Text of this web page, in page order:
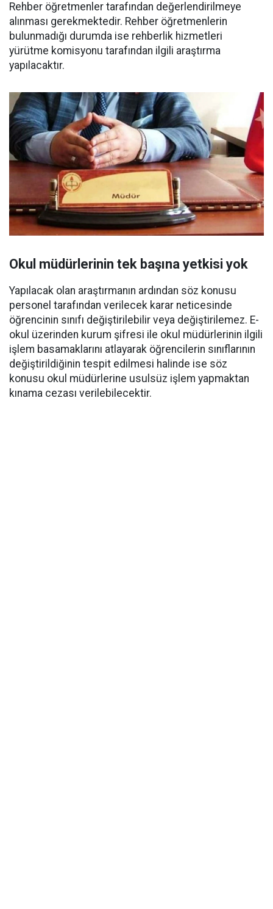
Rehber öğretmenler tarafından değerlendirilmeye
alınması gerekmektedir. Rehber öğretmenlerin
bulunmadığı durumda ise rehberlik hizmetleri
yürütme komisyonu tarafından ilgili araştırma
yapılacaktır.
Okul müdürlerinin tek başına yetkisi yok
Yapılacak olan araştırmanın ardından söz konusu
personel tarafından verilecek karar neticesinde
öğrencinin sınıfı değiştirilebilir veya değiştirilemez. E-
okul üzerinden kurum şifresi ile okul müdürlerinin ilgili
işlem basamaklarını atlayarak öğrencilerin sınıflarının
değiştirildiğinin tespit edilmesi halinde ise söz
konusu okul müdürlerine usulsüz işlem yapmaktan
kınama cezası verilebilecektir.